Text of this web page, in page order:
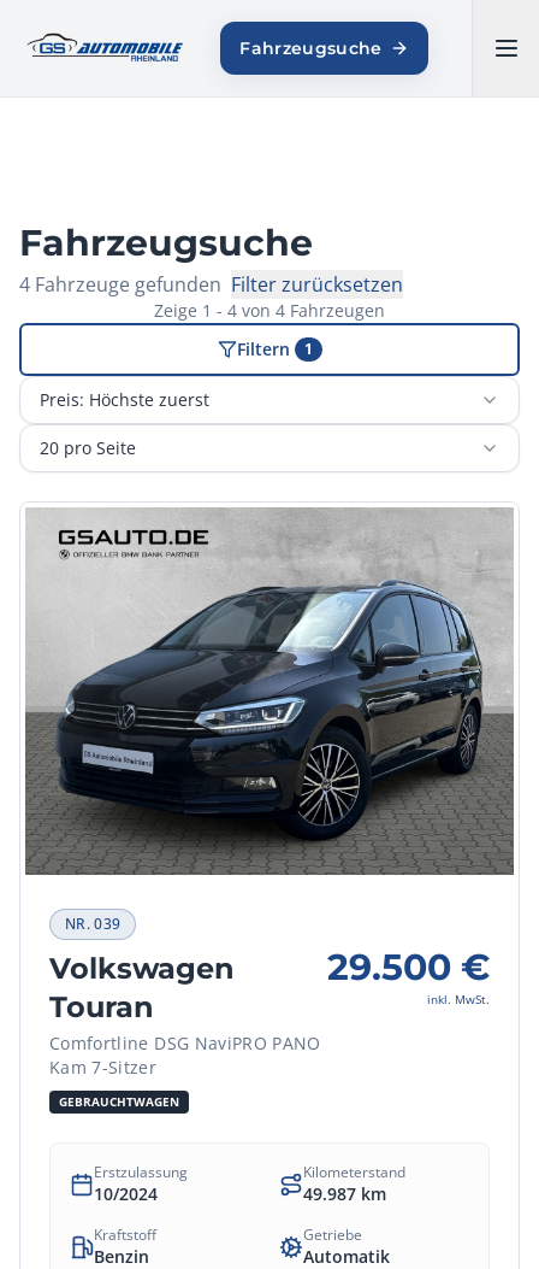
GS AUTOMOBILE
RHEINLAND Fahrzeugsuche
Fahrzeugsuche
4 Fahrzeuge gefunden Filter zurücksetzen
Zeige 1 - 4 von 4 Fahrzeugen
Filtern
1
Preis: Höchste zuerst
20 pro Seite
NR.039
Volkswagen
Touran
Comfortline DSG NaviPRO PANO
Kam 7-Sitzer
GEBRAUCHTWAGEN
29.500 €
inkl. MwSt.
Erstzulassung
10/2024
Kilometerstand
49.987 km
Kraftstoff
Benzin
Getriebe
Automatik